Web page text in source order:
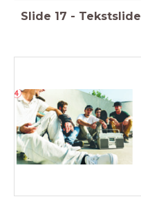
Slide 17 - Tekstslide